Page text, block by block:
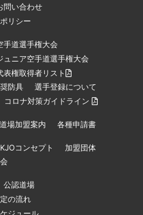
問い合わせ
リシー
手道選手権大会
ュニア空手道選手権大会
表権取得者リスト
防具
選手登録について
コロナ対策ガイドライン
道場加盟案内 各種申請書
コンセプト
加盟団体
公認道場
の流れ